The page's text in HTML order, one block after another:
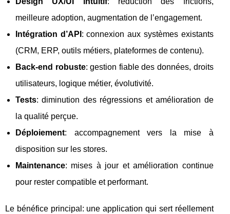
meilleure adoption, augmentation de l’engagement.
Intégration d’API : connexion aux systèmes existants
(CRM, ERP, outils métiers, plateformes de contenu).
Back-end robuste: gestion fiable des données, droits
utilisateurs, logique métier, évolutivité.
Tests: diminution des régressions et amélioration de
la qualité perçue.
Déploiement: accompagnement vers la mise à
disposition sur les stores.
Maintenance: mises à jour et amélioration continue
pour rester compatible et performant.
Le bénéfice principal: une application qui sert réellement